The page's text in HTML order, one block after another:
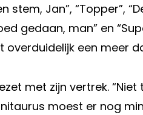
stem, Jan”, “Topper”,
gedaan, man” en
een meer
met zijn vertrek. “Niet
moest er nog